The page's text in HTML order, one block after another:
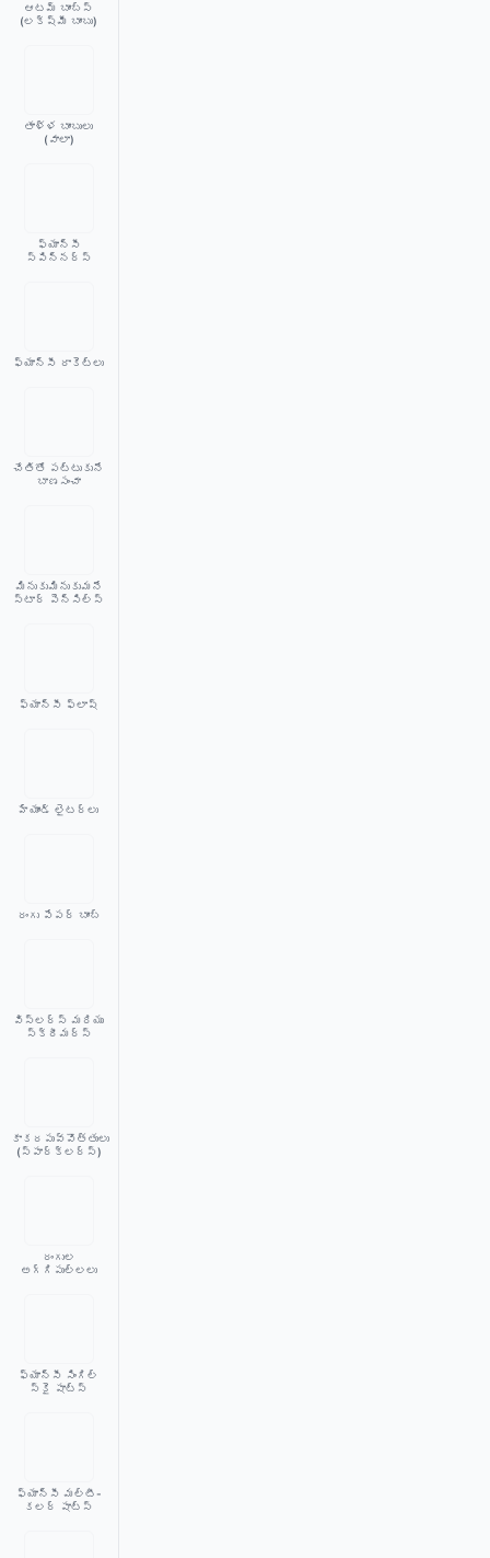
ఆటమ్ బాంబ్స్
(లక్ష్మీ బాంబు)
తాళ్ళ బాంబులు
(వాలా)
ఫ్యాన్సీ
స్పిన్నర్స్
ఫ్యాన్సీ రాకెట్లు
చేతితో పట్టుకునే
బాణసంచా
మినుకుమినుకుమనే
స్టార్ పెన్సిల్స్
ఫ్యాన్సీ ఫ్లాష్
హ్యాండ్ లైటర్లు
రంగు పేపర్ బాంబ్
విస్లర్స్ మరియు
స్క్రీమర్స్
కాకరపువ్వొత్తులు
(స్పార్క్‌లర్స్)
రంగుల
అగ్గిపుల్లలు
ఫ్యాన్సీ సింగిల్
స్కై షాట్స్
ఫ్యాన్సీ మల్టీ-
కలర్ షాట్స్